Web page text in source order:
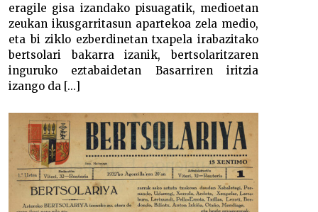
eragile gisa izandako pisuagatik, medioetan
zeukan ikusgarritasun apartekoa zela medio,
eta bi ziklo ezberdinetan txapela irabazitako
bertsolari bakarra izanik, bertsolaritzaren
inguruko eztabaidetan Basarriren iritzia
izango da [...]